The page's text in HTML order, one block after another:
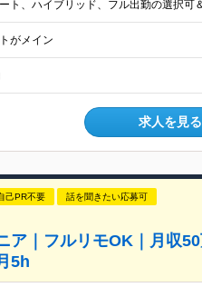
がメイン
求人を見る
己PR不要 話を聞きたい応募可
ア｜フルリモOK｜月収
5h